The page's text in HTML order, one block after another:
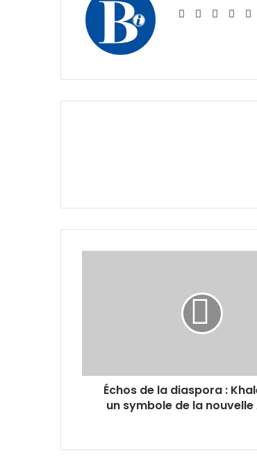
WebsiteFacebook
X
de
nouvelle
Échos de la diaspora :
un symbole de la